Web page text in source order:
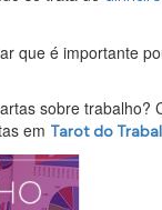
que é importante
sobre trabalho?
em Tarot do